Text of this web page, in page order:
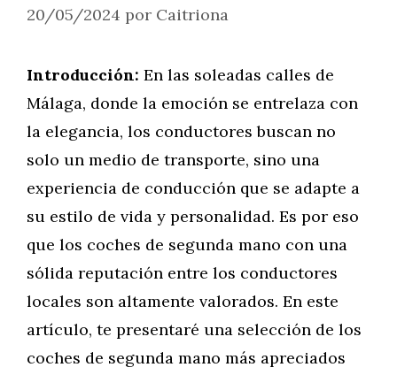
20/05/2024 por Caitriona
Introducción: En las soleadas calles de
Málaga, donde la emoción se entrelaza con
la elegancia, los conductores buscan no
solo un medio de transporte, sino una
experiencia de conducción que se adapte a
su estilo de vida y personalidad. Es por eso
que los coches de segunda mano con una
sólida reputación entre los conductores
locales son altamente valorados. En este
artículo, te presentaré una selección de los
coches de segunda mano más apreciados